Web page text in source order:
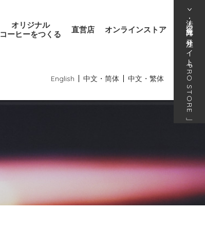
オリジナル
コーヒーをつくる
直営店 オンラインストア
English 中文・简体 中文・繁体
法人･得意先向け発注サイト
PRO STORE